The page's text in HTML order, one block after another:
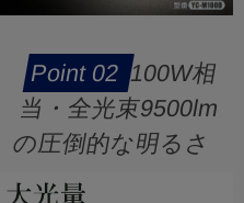
100W相
当・全光束9500lm
の圧倒的な明るさ